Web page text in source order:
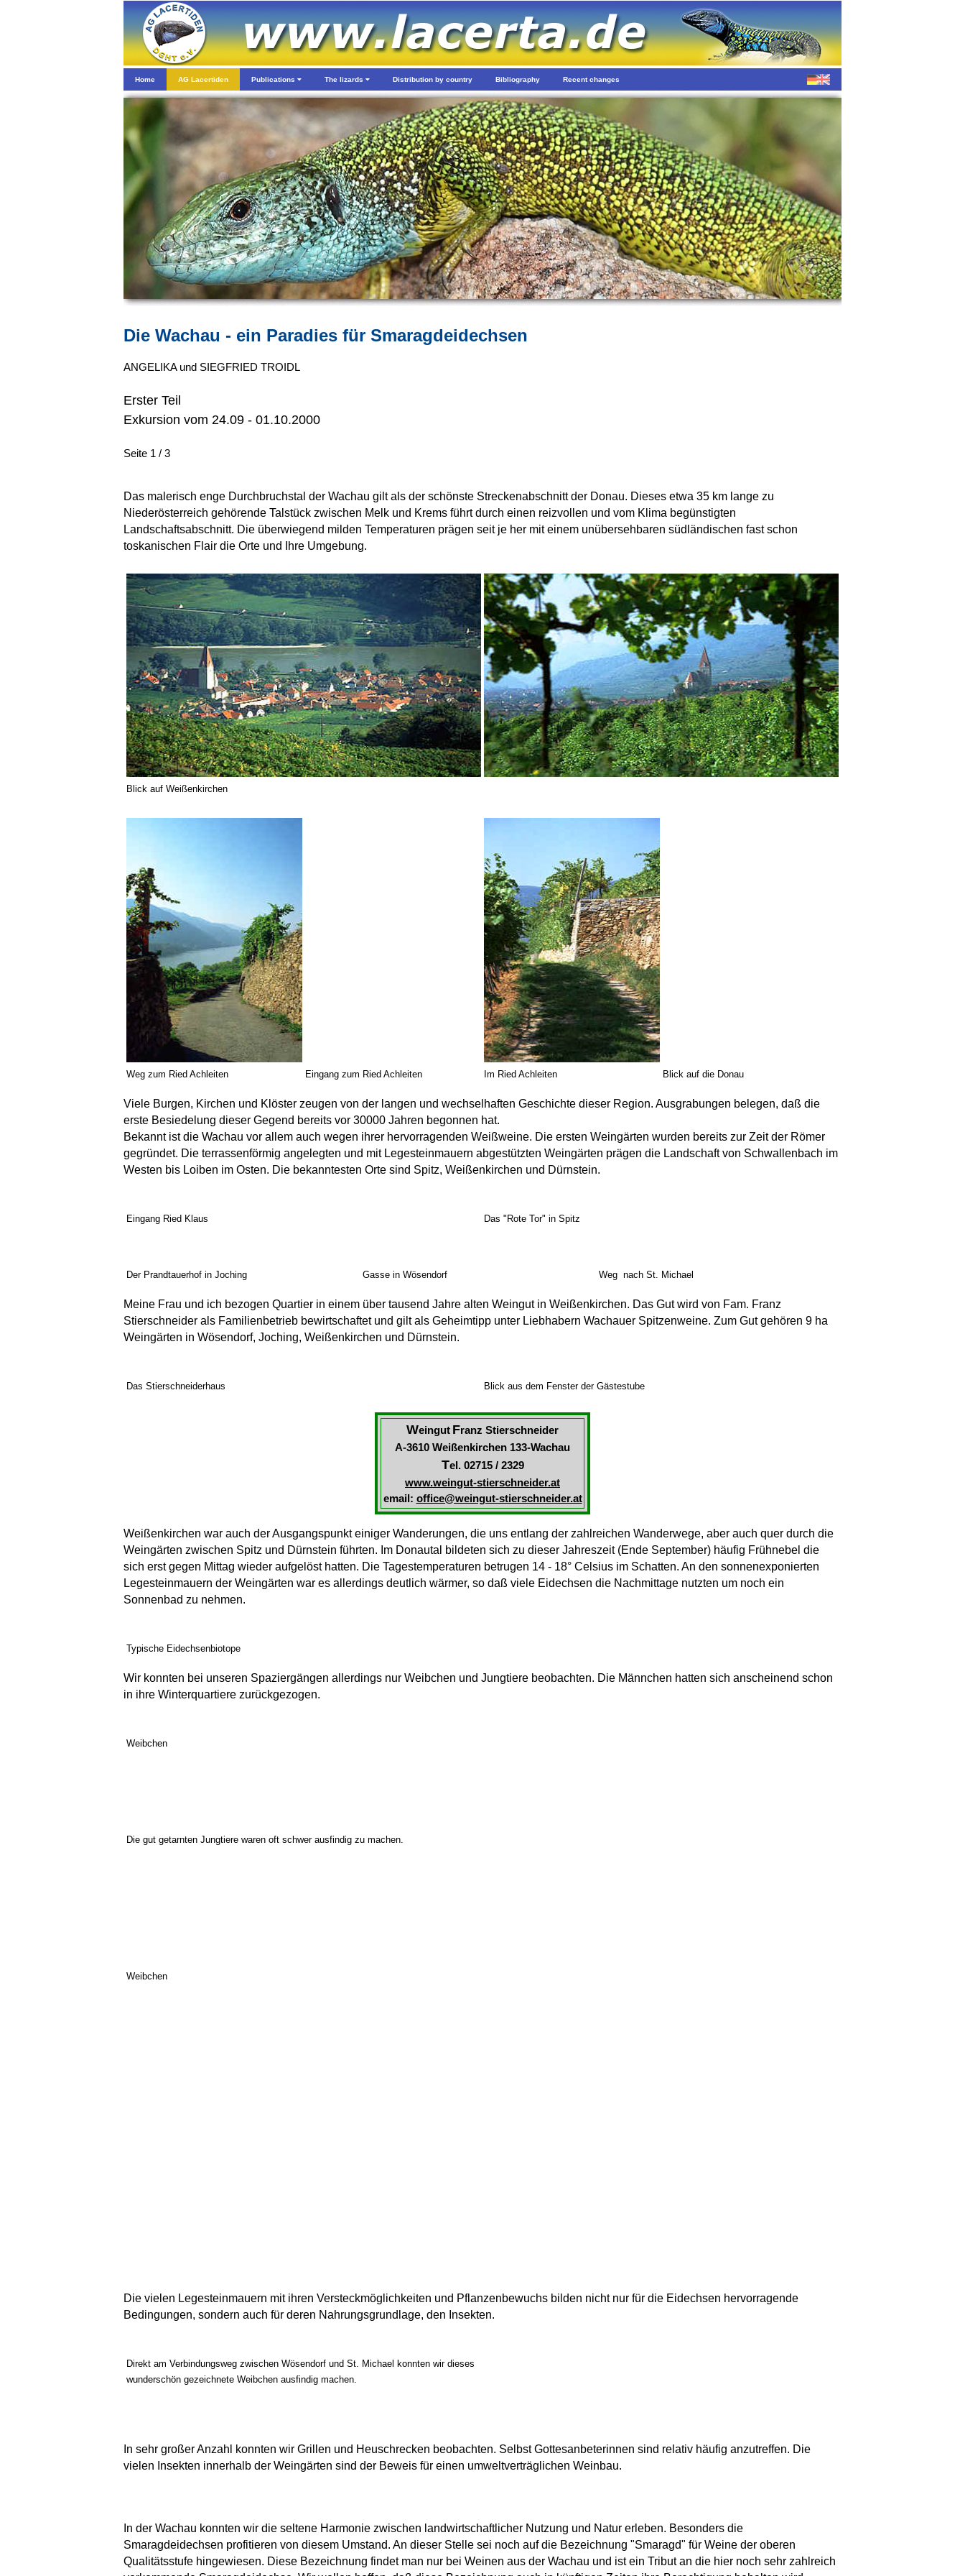
Home AG Lacertiden Publications The lizards Distribution by country Bibliography Recent changes
Die Wachau - ein Paradies für Smaragdeidechsen
ANGELIKA und SIEGFRIED TROIDL
Erster Teil
Exkursion vom 24.09 - 01.10.2000
Seite 1 / 3
Das malerisch enge Durchbruchstal der Wachau gilt als der schönste Streckenabschnitt der Donau. Dieses etwa 35 km lange zu
Niederösterreich gehörende Talstück zwischen Melk und Krems führt durch einen reizvollen und vom Klima begünstigten
Landschaftsabschnitt. Die überwiegend milden Temperaturen prägen seit je her mit einem unübersehbaren südländischen fast schon
toskanischen Flair die Orte und Ihre Umgebung.
Blick auf Weißenkirchen
Weg zum Ried Achleiten Eingang zum Ried Achleiten Im Ried Achleiten Blick auf die Donau
Viele Burgen, Kirchen und Klöster zeugen von der langen und wechselhaften Geschichte dieser Region. Ausgrabungen belegen, daß die
erste Besiedelung dieser Gegend bereits vor 30000 Jahren begonnen hat.
Bekannt ist die Wachau vor allem auch wegen ihrer hervorragenden Weißweine. Die ersten Weingärten wurden bereits zur Zeit der Römer
gegründet. Die terrassenförmig angelegten und mit Legesteinmauern abgestützten Weingärten prägen die Landschaft von Schwallenbach im
Westen bis Loiben im Osten. Die bekanntesten Orte sind Spitz, Weißenkirchen und Dürnstein.
Eingang Ried Klaus Das "Rote Tor" in Spitz
Der Prandtauerhof in Joching Gasse in Wösendorf Weg nach St. Michael
Meine Frau und ich bezogen Quartier in einem über tausend Jahre alten Weingut in Weißenkirchen. Das Gut wird von Fam. Franz
Stierschneider als Familienbetrieb bewirtschaftet und gilt als Geheimtipp unter Liebhabern Wachauer Spitzenweine. Zum Gut gehören 9 ha
Weingärten in Wösendorf, Joching, Weißenkirchen und Dürnstein.
Das Stierschneiderhaus Blick aus dem Fenster der Gästestube
Weingut Franz Stierschneider
A-3610 Weißenkirchen 133-Wachau
Tel. 02715 / 2329
www.weingut-stierschneider.at
email: office@weingut-stierschneider.at
Weißenkirchen war auch der Ausgangspunkt einiger Wanderungen, die uns entlang der zahlreichen Wanderwege, aber auch quer durch die
Weingärten zwischen Spitz und Dürnstein führten. Im Donautal bildeten sich zu dieser Jahreszeit (Ende September) häufig Frühnebel die
sich erst gegen Mittag wieder aufgelöst hatten. Die Tagestemperaturen betrugen 14 - 18° Celsius im Schatten. An den sonnenexponierten
Legesteinmauern der Weingärten war es allerdings deutlich wärmer, so daß viele Eidechsen die Nachmittage nutzten um noch ein
Sonnenbad zu nehmen.
Typische Eidechsenbiotope
Wir konnten bei unseren Spaziergängen allerdings nur Weibchen und Jungtiere beobachten. Die Männchen hatten sich anscheinend schon
in ihre Winterquartiere zurückgezogen.
Weibchen
Die gut getarnten Jungtiere waren oft schwer ausfindig zu machen.
Weibchen
Die vielen Legesteinmauern mit ihren Versteckmöglichkeiten und Pflanzenbewuchs bilden nicht nur für die Eidechsen hervorragende
Bedingungen, sondern auch für deren Nahrungsgrundlage, den Insekten.
Direkt am Verbindungsweg zwischen Wösendorf und St. Michael konnten wir dieses
wunderschön gezeichnete Weibchen ausfindig machen.
In sehr großer Anzahl konnten wir Grillen und Heuschrecken beobachten. Selbst Gottesanbeterinnen sind relativ häufig anzutreffen. Die
vielen Insekten innerhalb der Weingärten sind der Beweis für einen umweltverträglichen Weinbau.
In der Wachau konnten wir die seltene Harmonie zwischen landwirtschaftlicher Nutzung und Natur erleben. Besonders die
Smaragdeidechsen profitieren von diesem Umstand. An dieser Stelle sei noch auf die Bezeichnung "Smaragd" für Weine der oberen
Qualitätsstufe hingewiesen. Diese Bezeichnung findet man nur bei Weinen aus der Wachau und ist ein Tribut an die hier noch sehr zahlreich